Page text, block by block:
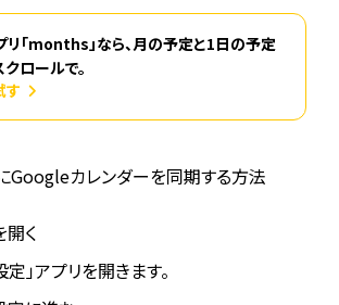
リ「months」なら、月の予定と1日の予定
ロールで。
す
Googleカレンダーを同期する方法
く
」アプリを開きます。